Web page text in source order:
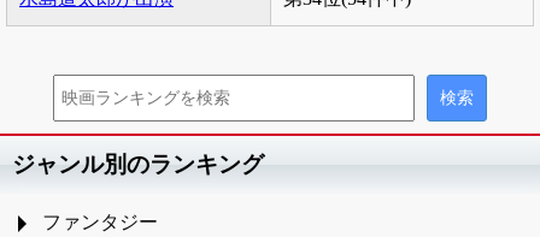
ジャンル別のランキング
ファンタジー